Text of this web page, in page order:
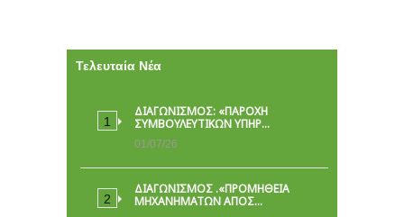
Τελευταία Νέα
ΔΙΑΓΩΝΙΣΜΟΣ: «ΠΑΡΟΧΉ
ΣΥΜΒΟΥΛΕΥΤΙΚΏΝ ΥΠΗΡ…
01/07/26
ΔΙΑΓΩΝΙΣΜΟΣ .«ΠΡΟΜΗΘΕΙΑ
ΜΗΧΑΝΗΜΑΤΩΝ ΑΠΟΣ…